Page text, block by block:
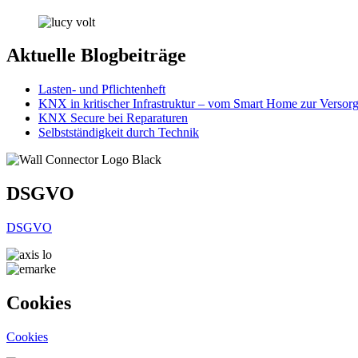
Aktuelle Blogbeiträge
Lasten- und Pflichtenheft
KNX in kritischer Infrastruktur – vom Smart Home zur
KNX Secure bei Reparaturen
Selbstständigkeit durch Technik
DSGVO
DSGVO
Cookies
Cookies